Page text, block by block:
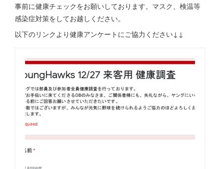
事前に健康チェックをお願いしております。マスク、検温等
感染症対策をしてお越しください。
以下のリンクより健康アンケートにご協力ください↓↓